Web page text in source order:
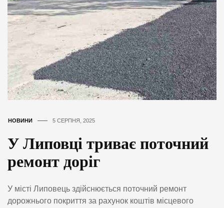
НОВИНИ 5 СЕРПНЯ, 2025
У Липовці триває поточний
ремонт доріг
У місті Липовець здійснюється поточний ремонт
дорожнього покриття за рахунок коштів місцевого